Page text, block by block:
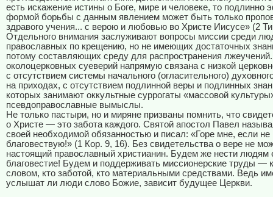
есть искажение истины о Боге, мире и человеке, то подлинно
формой борьбы с данным явлением может быть только
здравого учения... с верою и любовью во Христе Иисусе» (2
Отдельного внимания заслуживают вопросы миссии среди
православных по крещению, но не имеющих достаточных
потому составляющих среду для распространения
околоцерковных суеверий напрямую связана с низкой
с отсутствием системы начального (огласительного)
на приходах, с отсутствием подлинной веры и подлинных
которых занимают оккультные суррогаты «массовой
псевдоправославные вымыслы.
Не только пастыри, но и миряне призваны помнить, что
о Христе — это забота каждого. Святой апостол Павел
своей необходимой обязанностью и писал: «Горе мне, если не
благовествую!» (1 Кор. 9, 16). Без свидетельства о вере не
настоящий православный христианин. Будем же нести людям
благовестие! Будем и поддерживать миссионерские труды —
словом, кто заботой, кто материальными средствами. Ведь
услышат ли люди слово Божие, зависит будущее Церкви.